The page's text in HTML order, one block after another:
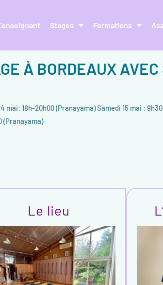
Stages Formations
À BORDEAUX
18h-20h00 (Pranayama) Samedi 15 mai :
(Pranayama)
Le lieu